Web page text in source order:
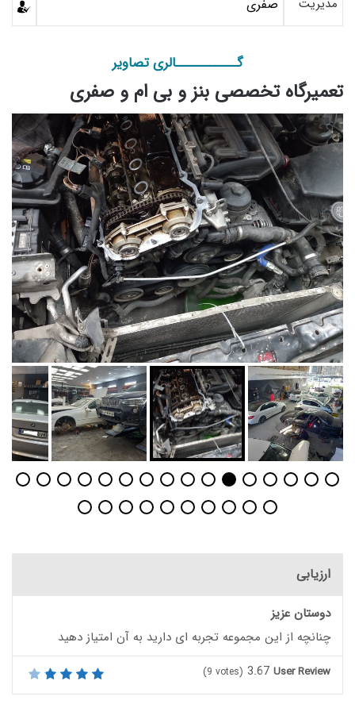
مدیریت صفری
گـــــــــــالری تصاویر
تعمیرگاه تخصصی بنز و بی ام و صفری
ارزیابی
دوستان عزیز
چنانچه از این مجموعه تجربه ای دارید به آن امتیاز دهید
User Review
3.67
(9 votes)